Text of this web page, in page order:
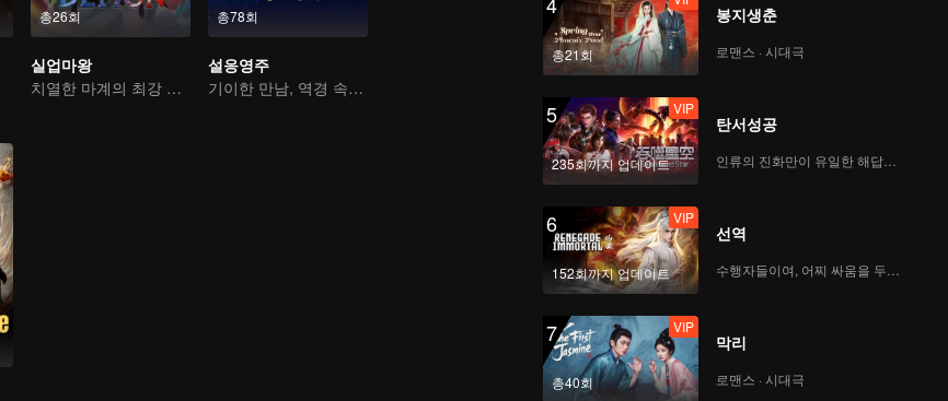
총26회
실업마왕
치열한 마계의 최강 마왕
총78회
설응영주
기이한 만남, 역경 속에서 다시 살아난 소년
총21회
봉지생춘
로맨스 · 시대극
5
235회까지 업데이트
VIP
탄서성공
인류의 진화만이 유일한 해답이다
6
152회까지 업데이트
VIP
선역
7
총40회
VIP
막리
로맨스 · 시대극